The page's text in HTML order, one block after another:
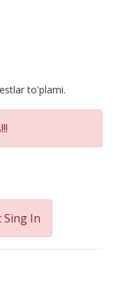
to'plami.
Sing In